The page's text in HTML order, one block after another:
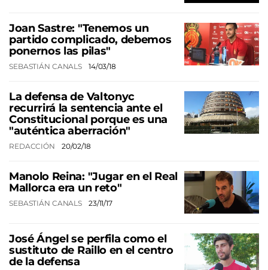
Joan Sastre: "Tenemos un
partido complicado, debemos
ponernos las pilas"
SEBASTIÁN CANALS 14/03/18
La defensa de Valtonyc
recurrirá la sentencia ante el
Constitucional porque es una
"auténtica aberración"
REDACCIÓN 20/02/18
Manolo Reina: "Jugar en el Real
Mallorca era un reto"
SEBASTIÁN CANALS 23/11/17
José Ángel se perfila como el
sustituto de Raillo en el centro
de la defensa